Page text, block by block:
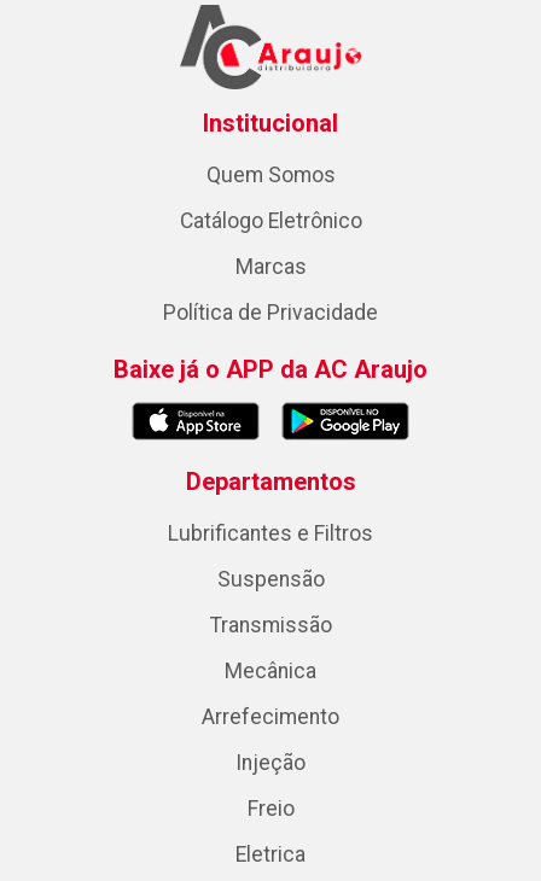
Institucional
Quem Somos
Catálogo Eletrônico
Marcas
Política de Privacidade
Baixe já o APP da AC Araujo
Departamentos
Lubrificantes e Filtros
Suspensão
Transmissão
Mecânica
Arrefecimento
Injeção
Freio
Eletrica